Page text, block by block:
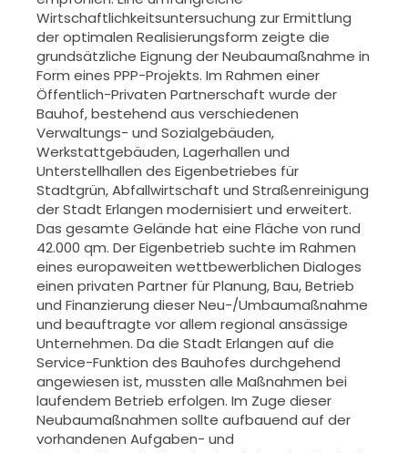
Wirtschaftlichkeitsuntersuchung zur Ermittlung
der optimalen Realisierungsform zeigte die
grundsätzliche Eignung der Neubaumaßnahme in
Form eines PPP-Projekts. Im Rahmen einer
Öffentlich-Privaten Partnerschaft wurde der
Bauhof, bestehend aus verschiedenen
Verwaltungs- und Sozialgebäuden,
Werkstattgebäuden, Lagerhallen und
Unterstellhallen des Eigenbetriebes für
Stadtgrün, Abfallwirtschaft und Straßenreinigung
der Stadt Erlangen modernisiert und erweitert.
Das gesamte Gelände hat eine Fläche von rund
42.000 qm. Der Eigenbetrieb suchte im Rahmen
eines europaweiten wettbewerblichen Dialoges
einen privaten Partner für Planung, Bau, Betrieb
und Finanzierung dieser Neu-/Umbaumaßnahme
und beauftragte vor allem regional ansässige
Unternehmen. Da die Stadt Erlangen auf die
Service-Funktion des Bauhofes durchgehend
angewiesen ist, mussten alle Maßnahmen bei
laufendem Betrieb erfolgen. Im Zuge dieser
Neubaumaßnahmen sollte aufbauend auf der
vorhandenen Aufgaben- und